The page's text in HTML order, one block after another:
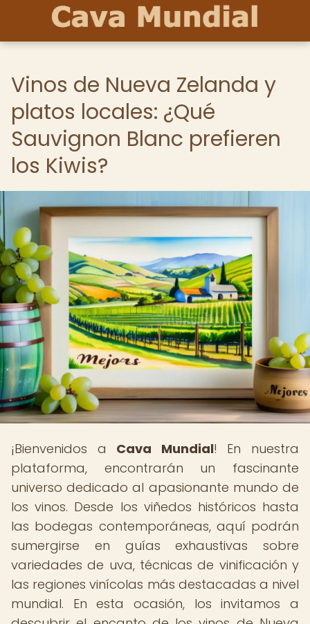
Vinos de Nueva Zelanda y
platos locales: ¿Qué
Sauvignon Blanc prefieren
los Kiwis?
¡Bienvenidos a Cava Mundial! En nuestra
plataforma, encontrarán un fascinante
universo dedicado al apasionante mundo de
los vinos. Desde los viñedos históricos hasta
las bodegas contemporáneas, aquí podrán
sumergirse en guías exhaustivas sobre
variedades de uva, técnicas de vinificación y
las regiones vinícolas más destacadas a nivel
mundial. En esta ocasión, los invitamos a